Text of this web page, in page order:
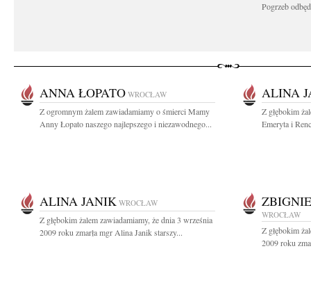
Pogrzeb
ANNA ŁOPATO WROCŁAW
Z ogromnym żalem zawiadamiamy o śmierci Mamy
Anny Łopato naszego najlepszego i niezawodnego...
ALINA
Z głębokim
Emeryta i
ALINA JANIK WROCŁAW
Z głębokim żalem zawiadamiamy, że dnia 3 września
2009 roku zmarła mgr Alina Janik starszy...
WROCŁAW
Z głębokim
2009 roku